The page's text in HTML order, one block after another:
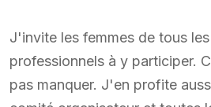
J'invite les femmes de tous
professionnels à y participer.
pas manquer. J'en profite